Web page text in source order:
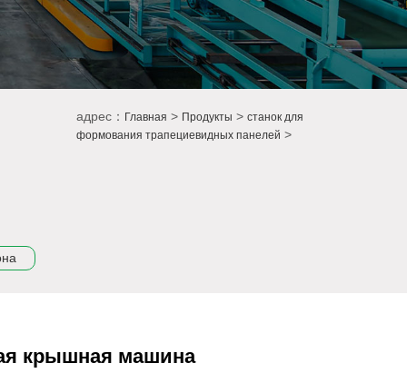
адрес： Главная > Продукты > станок для
формования трапециевидных панелей >
крышная машина